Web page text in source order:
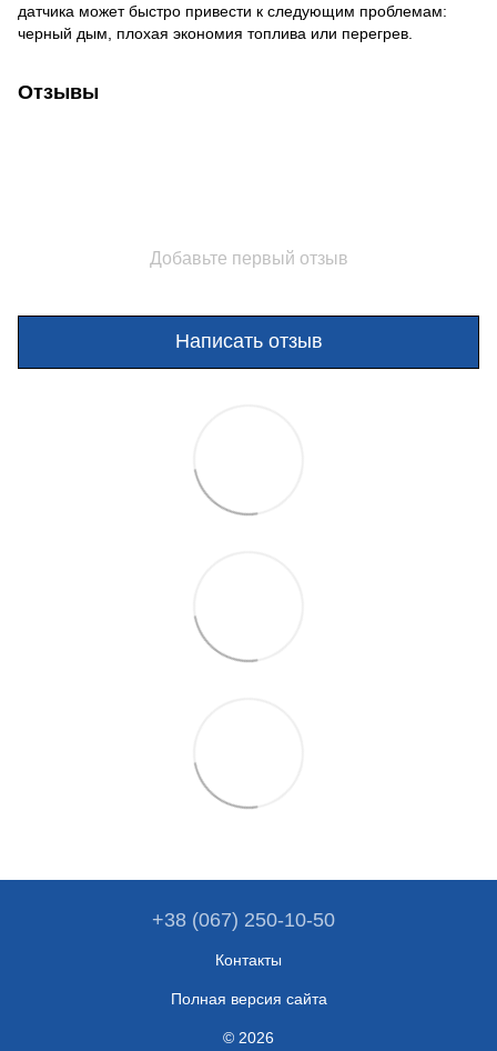
датчика может быстро привести к следующим проблемам:
черный дым, плохая экономия топлива или перегрев.
Отзывы
Добавьте первый отзыв
Написать отзыв
+38 (067) 250-10-50
Контакты
Полная версия сайта
© 2026